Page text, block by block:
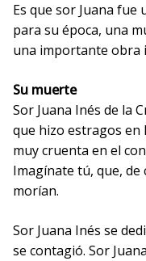
Es que sor Juana fue
para su época, una
una importante obra
Su muerte
Sor Juana Inés de la
que hizo estragos en
muy cruenta en el
Imagínate tú, que, de
morían.
Sor Juana Inés se
se contagió. Sor